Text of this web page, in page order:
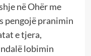
në Ohër me
pengojë pranimin
e tjera,
lobimin